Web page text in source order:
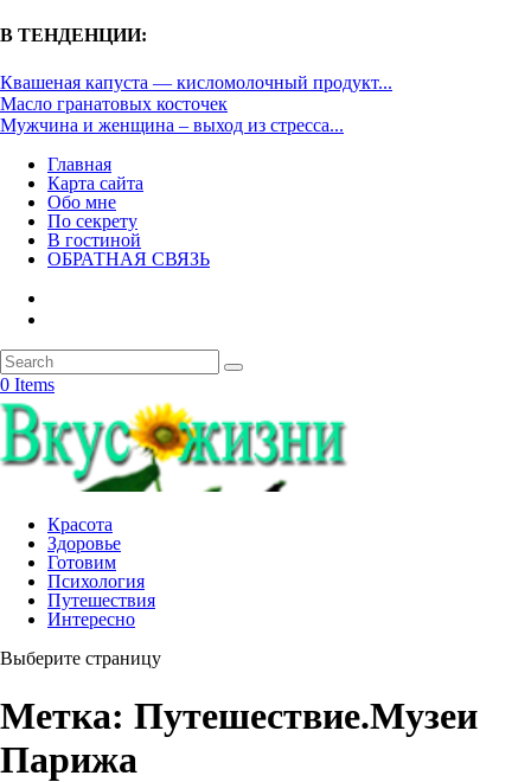
В ТЕНДЕНЦИИ:
Квашеная капуста — кисломолочный продукт...
Масло гранатовых косточек
Мужчина и женщина – выход из стресса...
Главная
Карта сайта
Обо мне
По секрету
В гостиной
ОБРАТНАЯ СВЯЗЬ
0 Items
Красота
Здоровье
Готовим
Психология
Путешествия
Интересно
Выберите страницу
Метка: Путешествие.Музеи
Парижа